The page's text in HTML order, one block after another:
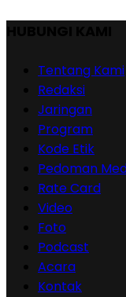
Tentang Kami
Redaksi
Jaringan
Program
Kode Etik
Pedoman
Rate Card
Video
Foto
Podcast
Acara
Kontak